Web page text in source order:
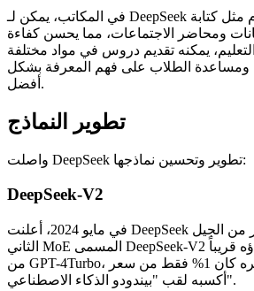
في المكاتب، يمكن لـ DeepSeek المساعدة في مهام مثل كتابة
ومحاضر الاجتماعات، مما يحسن كفاءة
يمكنه تقديم دروس في مواد مختلفة
ومساعدة الطلاب على فهم المعرفة بشكل
أفضل.
تطوير النماذج
واصلت DeepSeek تطوير وتحسين نماذجها:
DeepSeek-V2
في مايو 2024، أعلنت DeepSeek عن إتاحة النموذج الكبير من الجيل
الثاني MoE المسمى DeepSeek-V2 كمصدر مفتوح. كان أداؤه قريباً
من GPT-4Turbo، لكن سعره كان 1% فقط من سعر GPT-4، مما
أكسبه لقب "بيندودو الذكاء الاصطناعي".